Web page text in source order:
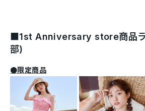
■1st Anniversary store商品ラ
部)
●限定商品